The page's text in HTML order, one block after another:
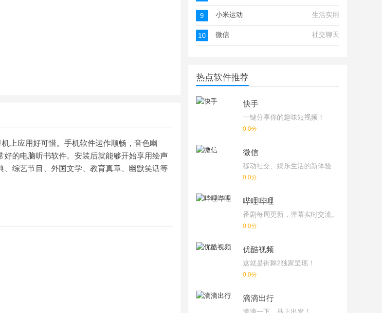
上应用好可惜。手机软件运作顺畅，音色幽
的电脑听书软件。安装后就能够开始享用绘声
综艺节目、外国文学、教育真章、幽默笑话等
9 小米运动 生活实用
10 微信 社交聊天
热点软件推荐
快手
一键分享你的趣味短视频！
0.0分
微信
移动社交、娱乐生活的新体验
0.0分
哔哩哔哩
番剧每周更新，弹幕实时交流。
0.0分
优酷视频
这就是街舞2独家呈现！
0.0分
滴滴出行